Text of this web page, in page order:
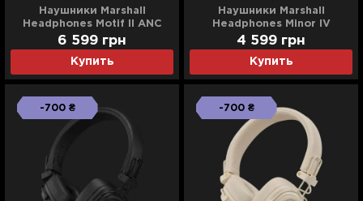
Наушники Marshall
Headphones Motif II ANC
(Black)
Купить
6 599 грн
Наушники Marshall
Headphones Minor IV
(Black)
Купить
4 599 грн
-700 ₴ -700 ₴